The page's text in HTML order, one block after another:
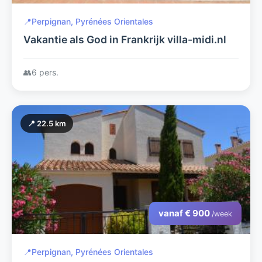
📍Perpignan, Pyrénées Orientales
Vakantie als God in Frankrijk villa-midi.nl
👥6 pers.
📍 22.5 km
vanaf € 900 /week
📍Perpignan, Pyrénées Orientales